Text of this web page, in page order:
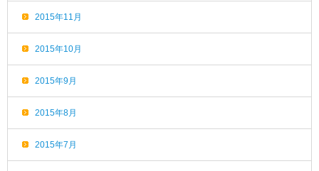
2015年11月
2015年10月
2015年9月
2015年8月
2015年7月